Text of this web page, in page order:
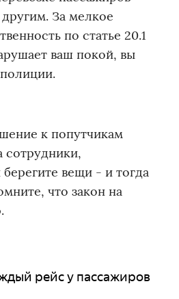
За мелкое
по статье 20.1
ваш покой, вы
к попутчикам
сотрудники,
вещи - и тогда
что закон на
рейс у пассажиров